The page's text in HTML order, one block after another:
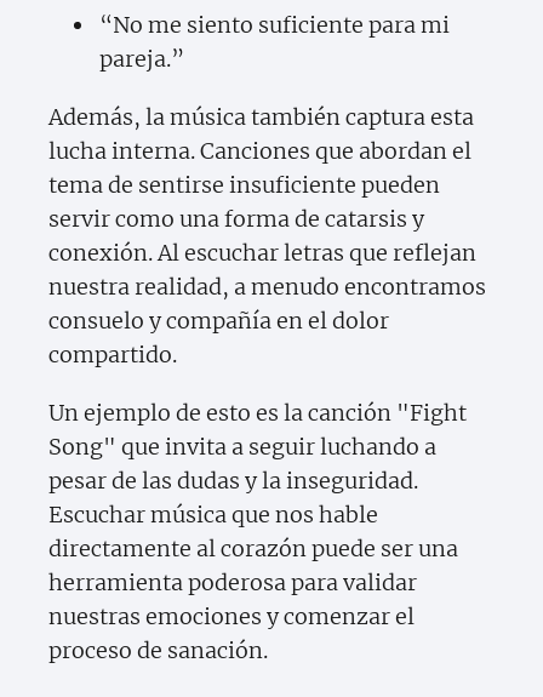
“No me siento suficiente para mi
pareja.”
Además, la música también captura esta
lucha interna. Canciones que abordan el
tema de sentirse insuficiente pueden
servir como una forma de catarsis y
conexión. Al escuchar letras que reflejan
nuestra realidad, a menudo encontramos
consuelo y compañía en el dolor
compartido.
Un ejemplo de esto es la canción "Fight
Song" que invita a seguir luchando a
pesar de las dudas y la inseguridad.
Escuchar música que nos hable
directamente al corazón puede ser una
herramienta poderosa para validar
nuestras emociones y comenzar el
proceso de sanación.